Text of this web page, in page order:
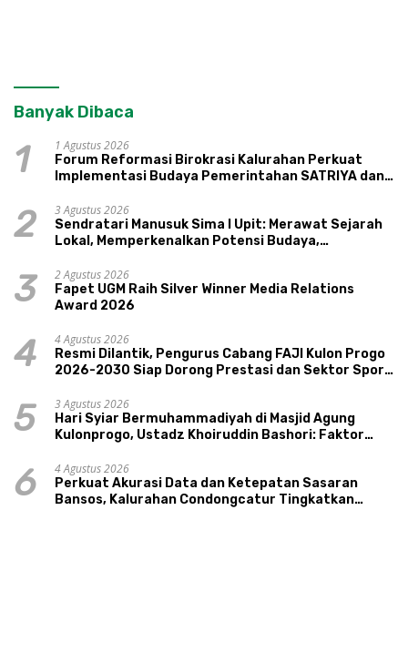
Banyak Dibaca
1
1 Agustus 2026
Forum Reformasi Birokrasi Kalurahan Perkuat
Implementasi Budaya Pemerintahan SATRIYA dan
2
3 Agustus 2026
Sendratari Manusuk Sima I Upit: Merawat Sejarah
Lokal, Memperkenalkan Potensi Budaya,
3
2 Agustus 2026
Fapet UGM Raih Silver Winner Media Relations
Award 2026
4
4 Agustus 2026
Resmi Dilantik, Pengurus Cabang FAJI Kulon Progo
2026-2030 Siap Dorong Prestasi dan Sektor Sport
5
3 Agustus 2026
Hari Syiar Bermuhammadiyah di Masjid Agung
Kulonprogo, Ustadz Khoiruddin Bashori: Faktor
6
4 Agustus 2026
Perkuat Akurasi Data dan Ketepatan Sasaran
Bansos, Kalurahan Condongcatur Tingkatkan